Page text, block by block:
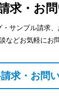
求・お
・サンプル請求、
などお気軽にお
求・お問